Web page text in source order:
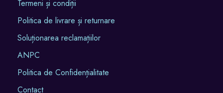
Termeni și condiții
Politica de livrare și returnare
Soluționarea reclamațiilor
ANPC
Politica de Confidențialitate
Contact